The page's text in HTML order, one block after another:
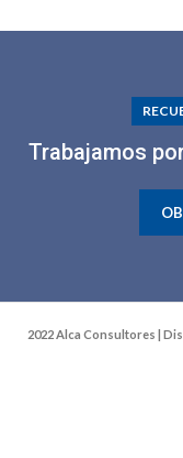
Trabajamos
2022 Alca Consultores |